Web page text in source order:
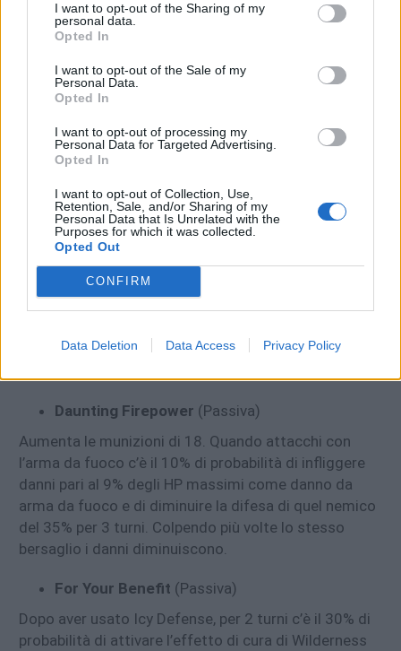
I want to opt-out of the Sharing of my
personal data.
Opted In
I want to opt-out of the Sale of my
Personal Data.
Opted In
I want to opt-out of processing my
Personal Data for Targeted Advertising.
Opted In
I want to opt-out of Collection, Use,
Retention, Sale, and/or Sharing of my
Personal Data that Is Unrelated with the
Purposes for which it was collected.
Opted Out
CONFIRM
Data Deletion Data Access Privacy Policy
Icy Defense
Aumenta gli HP massimi di tutti gli alleati di un valore
pari al 15% degli HP massimi di Soy (massimo 14100
HP massimi), aumenta la probabilità di essere
bersagliato dai nemici per 2 turni. Recupera gli HP di
tutti gli alleati di un valore pari al 16,5% degli HP
massimi. Il prossimo turno non puoi utilizzare questa
abilità.
Thief Tactics(HIGHLIGHT)
Aumenta gli HP massimi di tutti gli alleati del 10,3%
degli HP massimi di Soy (massimo 14100 HP
massimi). Recupera gli HP di tutti gli alleati di un
75,3% degli HP massimi come danni da ghiaccio a un
Daunting Firepower (Passiva)
Aumenta le munizioni di 18. Quando attacchi con
l’arma da fuoco c’è il 10% di probabilità di infliggere
danni pari al 9% degli HP massimi come danno da
arma da fuoco e di diminuire la difesa di quel nemico
del 35% per 3 turni. Colpendo più volte lo stesso
bersaglio i danni diminuiscono.
For Your Benefit (Passiva)
Dopo aver usato Icy Defense, per 2 turni c’è il 30% di
probabilità di attivare l’effetto di cura di Wilderness